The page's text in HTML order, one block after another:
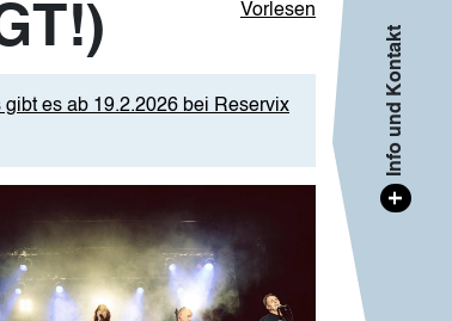
Vorlesen
gibt es ab 19.2.2026 bei Reservix
+
Info und Kontakt